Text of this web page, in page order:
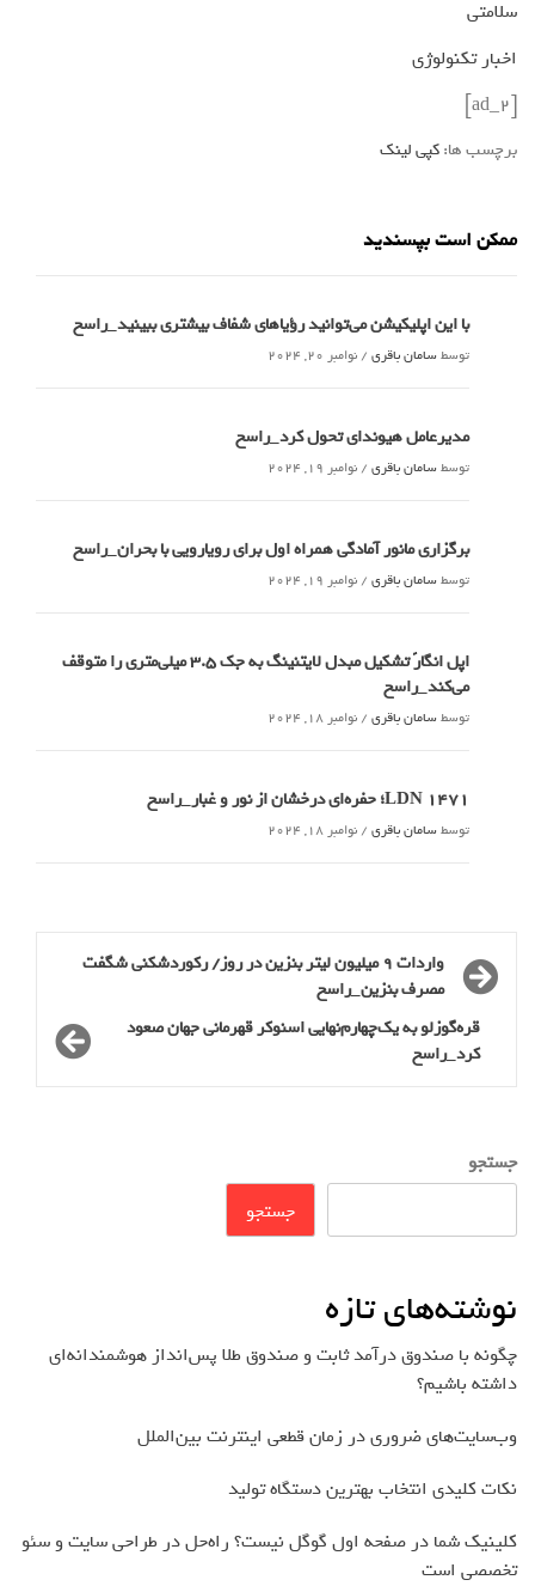
سلامتی
اخبار تکنولوژی
[ad_2]
برچسب ها:کپی لینک
ممکن است بپسندید
با این اپلیکیشن می‌توانید رؤیاهای شفاف بیشتری ببینید_راسخ
توسطسامان باقری / نوامبر 20, 2024
مدیرعامل هیوندای تحول کرد_راسخ
توسطسامان باقری / نوامبر 19, 2024
برگزاری مانور آمادگی همراه اول برای رویارویی با بحران_راسخ
توسطسامان باقری / نوامبر 19, 2024
اپل انگارً تشکیل مبدل لایتنینگ به جک ۳.۵ میلی‌متری را متوقف
می‌کند_راسخ
توسطسامان باقری / نوامبر 18, 2024
LDN 1471؛ حفره‌ای درخشان از نور و غبار_راسخ
توسطسامان باقری / نوامبر 18, 2024
واردات 9 میلیون لیتر بنزین در روز/ رکوردشکنی شگفت
مصرف بنزین_راسخ
قره‌گوزلو به یک‌چهارم‌نهایی اسنوکر قهرمانی جهان صعود
کرد_راسخ
جستجو
جستجو
نوشته‌های تازه
چگونه با صندوق درآمد ثابت و صندوق طلا پس‌انداز هوشمندانه‌ای
داشته باشیم؟
وب‌سایت‌های ضروری در زمان قطعی اینترنت بین‌الملل
نکات کلیدی انتخاب بهترین دستگاه تولید
کلینیک شما در صفحه اول گوگل نیست؟ راه‌حل در طراحی سایت و سئو
تخصصی است